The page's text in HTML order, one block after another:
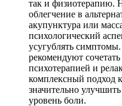
так и физиотерапию.
облегчение в
акупунктура или
психологический
усугублять
рекомендуют
психотерапией и
комплексный подход
значительно
уровень боли.